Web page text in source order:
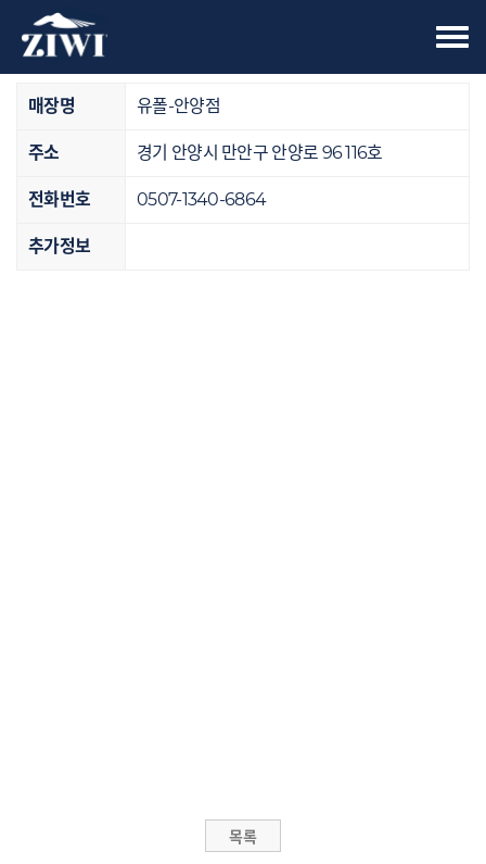
오프라인 매장
매장명 유폴-안양점
주소 경기 안양시 만안구 안양로 96 116호
전화번호 0507-1340-6864
추가정보